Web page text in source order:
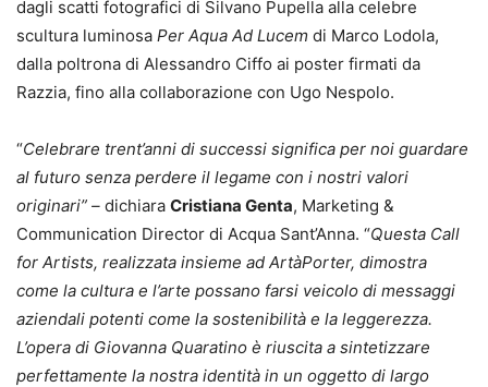
dagli scatti fotografici di Silvano Pupella alla celebre
scultura luminosa Per Aqua Ad Lucem di Marco Lodola,
dalla poltrona di Alessandro Ciffo ai poster firmati da
Razzia, fino alla collaborazione con Ugo Nespolo.
“Celebrare trent’anni di successi significa per noi guardare
al futuro senza perdere il legame con i nostri valori
originari” – dichiara Cristiana Genta, Marketing &
Communication Director di Acqua Sant’Anna. “Questa Call
for Artists, realizzata insieme ad ArtàPorter, dimostra
come la cultura e l’arte possano farsi veicolo di messaggi
aziendali potenti come la sostenibilità e la leggerezza.
L’opera di Giovanna Quaratino è riuscita a sintetizzare
perfettamente la nostra identità in un oggetto di largo